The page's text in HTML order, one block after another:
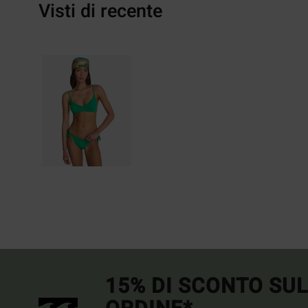
Visti di recente
15% DI SCONTO